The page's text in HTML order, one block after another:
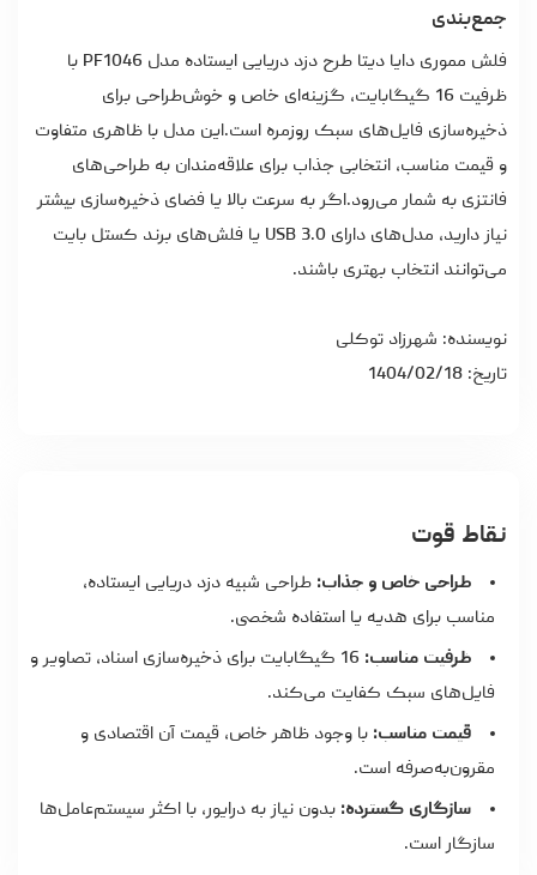
جمع‌بندی
فلش مموری دایا دیتا طرح دزد دریایی ایستاده مدل PF1046 با
ظرفیت 16 گیگابایت، گزینه‌ای خاص و خوش‌طراحی برای
ذخیره‌سازی فایل‌های سبک روزمره است.این مدل با ظاهری متفاوت
و قیمت مناسب، انتخابی جذاب برای علاقه‌مندان به طراحی‌های
فانتزی به شمار می‌رود.اگر به سرعت بالا یا فضای ذخیره‌سازی بیشتر
نیاز دارید، مدل‌های دارای USB 3.0 یا فلش‌های برند کستل بایت
می‌توانند انتخاب بهتری باشند.
نویسنده: شهرزاد توکلی
تاریخ: 1404/02/18
نقاط قوت
طراحی خاص و جذاب: طراحی شبیه دزد دریایی ایستاده،
مناسب برای هدیه یا استفاده شخصی.
ظرفیت مناسب:
16 گیگابایت برای ذخیره‌سازی اسناد، تصاویر و
فایل‌های سبک کفایت می‌کند.
قیمت مناسب: با وجود ظاهر خاص، قیمت آن اقتصادی و
مقرون‌به‌صرفه است.
سازگاری گسترده: بدون نیاز به درایور، با اکثر سیستم‌عامل‌ها
سازگار است.